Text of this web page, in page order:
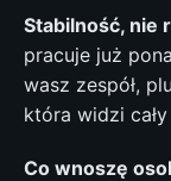
Stabilność, nie
pracuje już
wasz zespół,
która widzi
Co wnoszę